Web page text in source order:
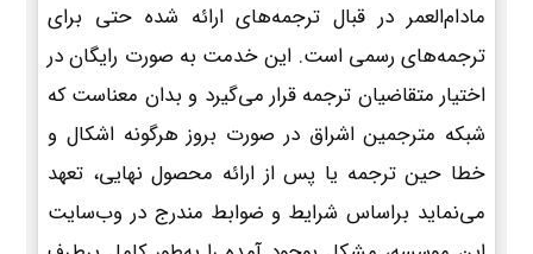
مادام‌العمر در قبال ترجمه‌های ارائه شده حتی برای
ترجمه‌های رسمی است. این خدمت به صورت رایگان در
اختیار متقاضیان ترجمه قرار می‌گیرد و بدان معناست که
شبکه مترجمین اشراق در صورت بروز هرگونه اشکال و
خطا حین ترجمه یا پس از ارائه محصول نهایی، تعهد
می‌نماید براساس شرایط و ضوابط مندرج در وب‌سایت